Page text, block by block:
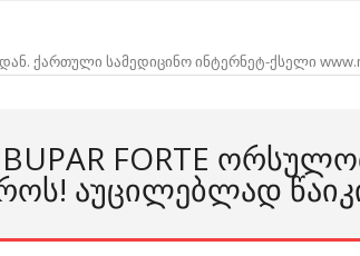
ქართული სამედიცინო ინტერნეტ-ქსელი
FORTE
ᲐᲣᲪᲘᲚᲔᲑᲚᲐᲓ